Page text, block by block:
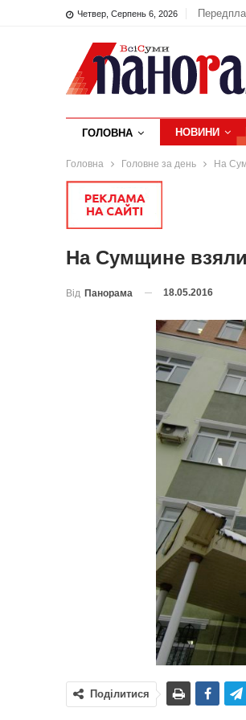
Четвер, Серпень 6, 2026
ГОЛОВНА НОВИНИ
Головна Головне за день На
На Сумщине
Від Панорама 18.05.2016
Поділитися